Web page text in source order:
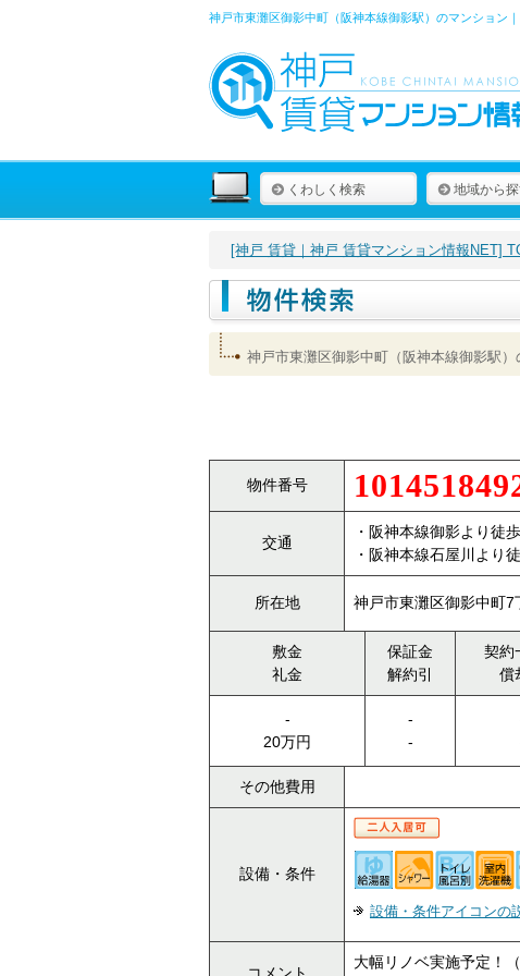
神戸市東灘区御影中町（阪神本線御影駅）のマンション
くわしく検索 地域から
[神戸 賃貸｜神戸 賃貸マンション情報NET]
神戸市東灘区御影中町（阪神本線御影駅
物件番号
交通
・阪神本線御影より徒
・阪神本線石屋川より
所在地 神戸市東灘区御影中町7
敷金
礼金
保証金
解約引
契約
償
-
20万円
-
-
その他費用
設備・条件
設備・条件アイコンの
大幅リノベ実施予定！